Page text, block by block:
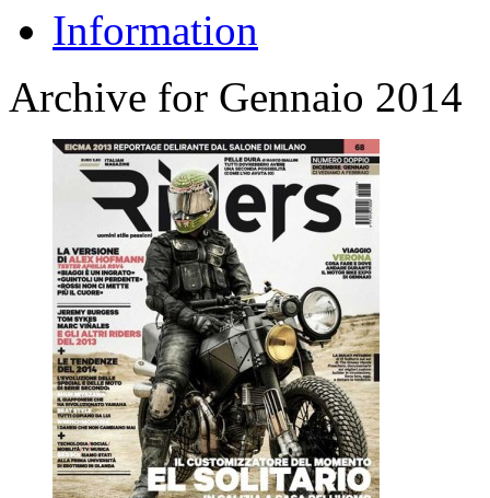
Information
Archive for Gennaio 2014